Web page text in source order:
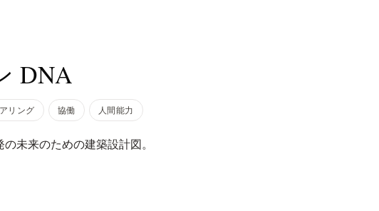
DNA
リング 協働 人間能力
未来のための建築設計図。